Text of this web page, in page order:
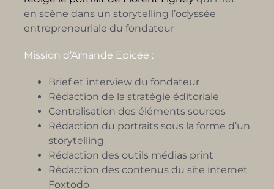
en scène dans un storytelling l’odyssée
entrepreneuriale du fondateur
Mission d’Amande Epicée :
Brief et interview du fondateur
Rédaction de la stratégie éditoriale
Centralisation des éléments sources
Rédaction du portraits sous la forme d’un
storytelling
Rédaction des outils médias print
Rédaction des contenus du site internet
Foxtodo